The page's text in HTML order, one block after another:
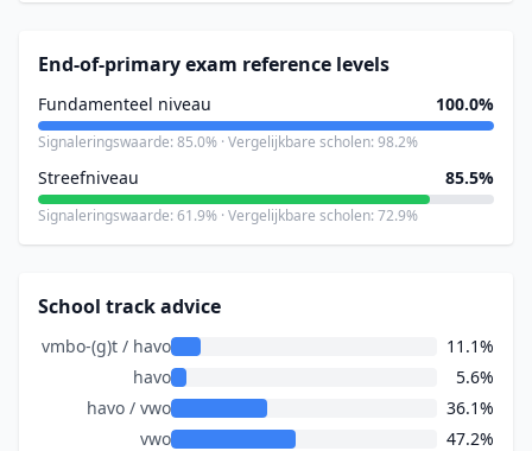
End-of-primary exam reference levels
Fundamenteel niveau 100.0%
Signaleringswaarde: 85.0% · Vergelijkbare scholen: 98.2%
Streefniveau 85.5%
Signaleringswaarde: 61.9% · Vergelijkbare scholen: 72.9%
School track advice
vmbo-(g)t / havo
11.1%
havo
5.6%
havo / vwo
36.1%
vwo
47.2%